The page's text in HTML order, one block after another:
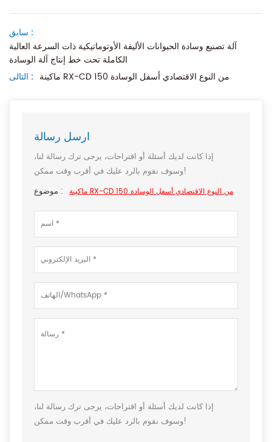
سابق :
آلة تصنيع وسادة الحيوانات الأليفة الأوتوماتيكية ذات السرعة العالية
الكاملة تحت خط إنتاج آلة الوسادة
التالى :
ماكينة RX-CD 150 من النوع الاقتصادي أسفل الوسادة
ارسل رسالة
إذا كانت لديك أسئلة أو اقتراحات، يرجى ترك رسالة لنا،
وسوف نقوم بالرد عليك في أقرب وقت ممكن!
موضوع :
ماكينة RX-CD 150 من النوع الاقتصادي أسفل الوسادة
إذا كانت لديك أسئلة أو اقتراحات، يرجى ترك رسالة لنا،
وسوف نقوم بالرد عليك في أقرب وقت ممكن!